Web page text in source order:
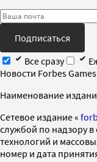
Подписаться
Все сразу
Новости Forbes Games
Наименование
Cетевое издание «
службой по надзору
технологий и
номер и дата